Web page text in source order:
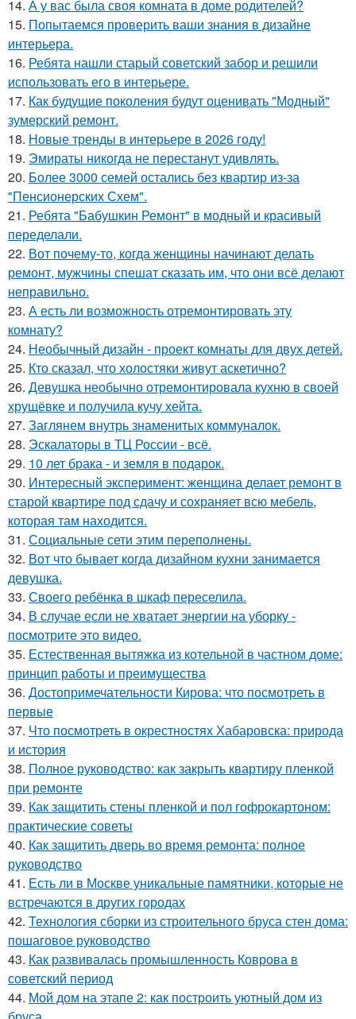
14. А у вас была своя комната в доме родителей?
15. Попытаемся проверить ваши знания в дизайне
интерьера.
16. Ребята нашли старый советский забор и решили
использовать его в интерьере.
17. Как будущие поколения будут оценивать "Модный"
зумерский ремонт.
18. Новые тренды в интерьере в 2026 году!
19. Эмираты никогда не перестанут удивлять.
20. Более 3000 семей остались без квартир из-за
"Пенсионерских Схем".
21. Ребята "Бабушкин Ремонт" в модный и красивый
переделали.
22. Вот почему-то, когда женщины начинают делать
ремонт, мужчины спешат сказать им, что они всё делают
неправильно.
23. А есть ли возможность отремонтировать эту
комнату?
24. Необычный дизайн - проект комнаты для двух детей.
25. Кто сказал, что холостяки живут аскетично?
26. Девушка необычно отремонтировала кухню в своей
хрущёвке и получила кучу хейта.
27. Заглянем внутрь знаменитых коммуналок.
28. Эскалаторы в ТЦ России - всё.
29. 10 лет брака - и земля в подарок.
30. Интересный эксперимент: женщина делает ремонт в
старой квартире под сдачу и сохраняет всю мебель,
которая там находится.
31. Социальные сети этим переполнены.
32. Вот что бывает когда дизайном кухни занимается
девушка.
33. Своего ребёнка в шкаф переселила.
34. В случае если не хватает энергии на уборку -
посмотрите это видео.
35. Естественная вытяжка из котельной в частном доме:
принцип работы и преимущества
36. Достопримечательности Кирова: что посмотреть в
первые
37. Что посмотреть в окрестностях Хабаровска: природа
и история
38. Полное руководство: как закрыть квартиру пленкой
при ремонте
39. Как защитить стены пленкой и пол гофрокартоном:
практические советы
40. Как защитить дверь во время ремонта: полное
руководство
41. Есть ли в Москве уникальные памятники, которые не
встречаются в других городах
42. Технология сборки из строительного бруса стен дома:
пошаговое руководство
43. Как развивалась промышленность Коврова в
советский период
44. Мой дом на этапе 2: как построить уютный дом из